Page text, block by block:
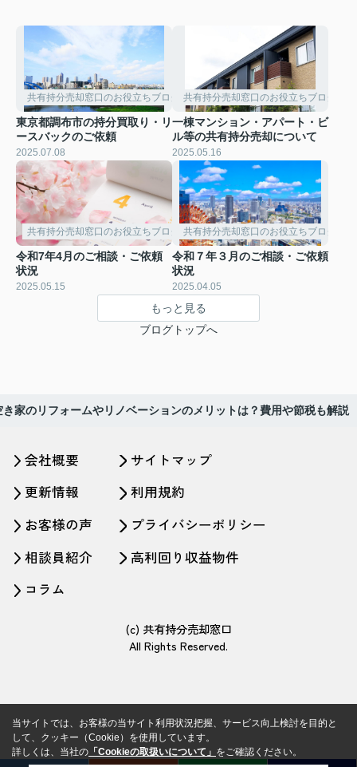
共有持分売却窓口のお役立ちブログ
東京都調布市の持分買取り・リ
ースバックのご依頼
2025.07.08
共有持分売却窓口のお役立ちブログ
一棟マンション・アパート・ビ
ル等の共有持分売却について
2025.05.16
共有持分売却窓口のお役立ちブログ
令和7年4月のご相談・ご依頼
状況
2025.05.15
共有持分売却窓口のお役立ちブログ
令和７年３月のご相談・ご依頼
状況
2025.04.05
もっと見る
ブログトップへ
き家のリフォームやリノベーションのメリットは？費用や節税も解説
会社概要
更新情報
お客様の声
相談員紹介
コラム
サイトマップ
利用規約
プライバシーポリシー
高利回り収益物件
(c) 共有持分売却窓口
All Rights Reserved.
当サイトでは、お客様の当サイト利用状況把握、サービス向上検討を目的と
して、クッキー（Cookie）を使用しています。
詳しくは、当社の 「Cookieの取扱いについて」 をご確認ください。